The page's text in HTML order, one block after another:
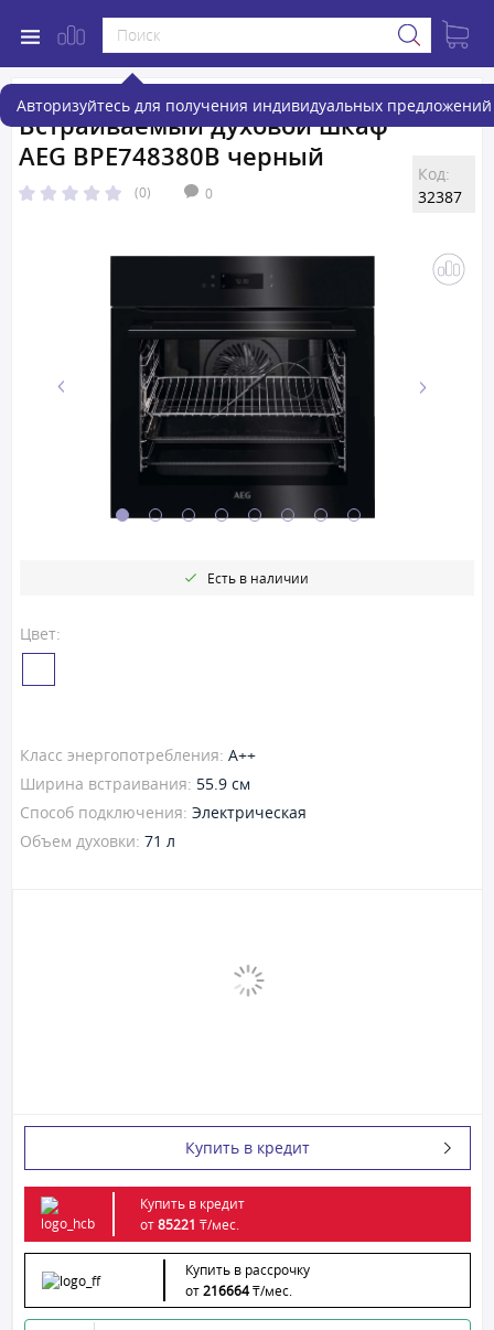
Авторизуйтесь для получения индивидуальных предложений
Встраиваемый духовой шкаф
AEG BPE748380B черный
(0) 0
Код:
32387
Цвет:
Есть в наличии
Класс энергопотребления: A++
Ширина встраивания: 55.9 см
Способ подключения: Электрическая
Объем духовки: 71 л
Купить в кредит
Купить в кредит
от85221 ₸/мес.
Купить в рассрочку
от216664₸/мес.